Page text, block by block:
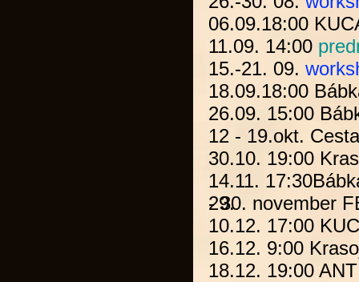
06.09.18:00
11.09. 14:00
15.-21. 09.
18.09.18:00
26.09. 15:00
12 - 19.okt.
30.10. 19:00
14.11. 17:30
- 30. november
10.12. 17:00
16.12. 9:00
18.12. 19:00
29.